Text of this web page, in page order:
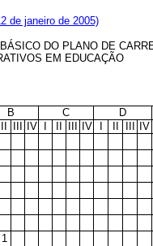
de janeiro de 2005)
DO PLANO DE
EM EDUCAÇÃO
B C D
IV IV IV
1